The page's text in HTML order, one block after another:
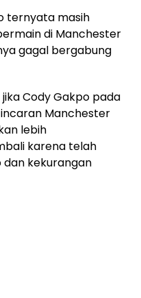
ternyata masih
di Manchester
gagal bergabung
Cody Gakpo pada
Manchester
lebih
karena telah
dan kekurangan